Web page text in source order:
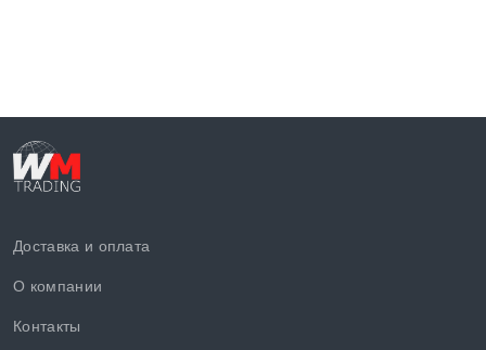
Доставка и оплата
О компании
Контакты